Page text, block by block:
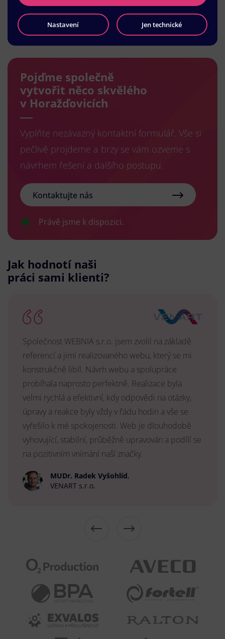
Načíst další
Pojďme společně
vytvořit něco skvělého
v Horažďovicích
Vyplňte nezávazný kontaktní formulář. Vše si
pečlivě projdeme a brzy se vám ozveme s
návrhem řešení a dalšího postupu.
Kontaktujte nás
Právě jsme k dispozici.
Jak hodnotí naši
práci sami klienti?
Společnost WEBNIA s.r.o. jsem zvolil na základě
referencí a jimi realizovaného webu, který se mi
konstrukčně libíl. Návrh webu a spolupráce
probíhala naprosto perfektně. Realizace byla
velmi rychlá a efektivní, kdy odpovědi na otázky,
úpravy a reakce byly vždy v řádu hodin a vše se
vyřešilo k mé spokojenosti. Web je dlouhodobě
vyhovující, stabilní, průběžně upravován a podílí se
na pozitivním vnímání naší značky.
MUDr. Radek Vyšohlíd,
VENART s.r.o.
Nastavení Jen technické